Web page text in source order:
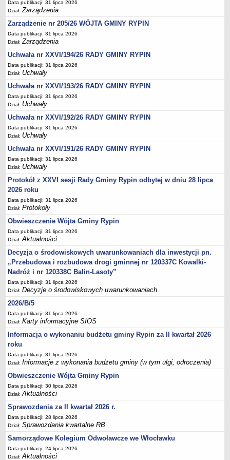
Sesje Rady Gminy Rypin
PRAWO LOKALNE
Statut
Strategia rozwoju
Uchwały
Projekty uchwał
Protokoły
Imienne wykazy głosowań radnych
Postać dokumentów
Akty Prawne, Dzienniki Ustaw, Monitory Polskie
Prawo miejscowe
Zarządzenia
Studium uwarunkowań i kierunków zagospodarowania
przestrzennego
Dane przestrzenne - MPZP
obwodowych komisji wyborczych, opis granic okręgów wyborczych
Plan ogólny gminy Rypin
FINANSE GMINY
Budżet
Zmiany budżetu
Wieloletnia Prognoza Finansowa
Majątek gminy
Majątek jednostek organizacyjnych
Realizacja inwestycji
Sprawozdania z wykonania budżetu
Sprawozdania kwartalne RB
Sprawozdania finansowe
Informacje z wykonania budżetu gminy (w tym ulgi, odroczenia)
Interpretacje indywidualne
SPRAWY DO ZAŁATWIENIA
BUDOWA PRZYDOMOWYCH OCZYSZCZALNI ŚCIEKÓW -
DOFINANSOWANIE
Preferencyjny zakup węgla
Wykaz spraw
Data publikacji: 31 lipca 2026
Dział:Zarządzenia
Zarządzenie nr 205/26 WÓJTA GMINY RYPIN
Data publikacji: 31 lipca 2026
Dział:Zarządzenia
Uchwała nr XXVI/194/26 RADY GMINY RYPIN
Data publikacji: 31 lipca 2026
Dział: Uchwały
Uchwała nr XXVI/193/26 RADY GMINY RYPIN
Data publikacji: 31 lipca 2026
Dział: Uchwały
Uchwała nr XXVI/192/26 RADY GMINY RYPIN
Data publikacji: 31 lipca 2026
Dział: Uchwały
Uchwała nr XXVI/191/26 RADY GMINY RYPIN
Data publikacji: 31 lipca 2026
Dział: Uchwały
Protokół z XXVI sesji Rady Gminy Rypin odbytej w dniu 28 lipca
2026 roku
Data publikacji: 31 lipca 2026
Dział:Protokoły
Obwieszczenie Wójta Gminy Rypin
Data publikacji: 31 lipca 2026
Dział:Aktualności
Decyzja o środowiskowych uwarunkowaniach dla inwestycji pn.
„Przebudowa i rozbudowa drogi gminnej nr 120337C Kowalki-
Nadróż i nr 120338C Balin-Lasoty”
Data publikacji: 31 lipca 2026
Dział:Decyzje o środowiskowych uwarunkowaniach
2026/B/5
Data publikacji: 31 lipca 2026
Dział:Karty informacyjne SIOS
Informacja o wykonaniu budżetu gminy Rypin za II kwartał 2026
roku
Data publikacji: 31 lipca 2026
Dział:Informacje z wykonania budżetu gminy (w tym ulgi, odroczenia)
Obwieszczenie Wójta Gminy Rypin
Data publikacji: 30 lipca 2026
Dział:Aktualności
Sprawozdania za II kwartał 2026 r.
Data publikacji: 28 lipca 2026
Dział:Sprawozdania kwartalne RB
Samorządowe Kolegium Odwoławcze we Włocławku
Data publikacji: 24 lipca 2026
Dział:Aktualności